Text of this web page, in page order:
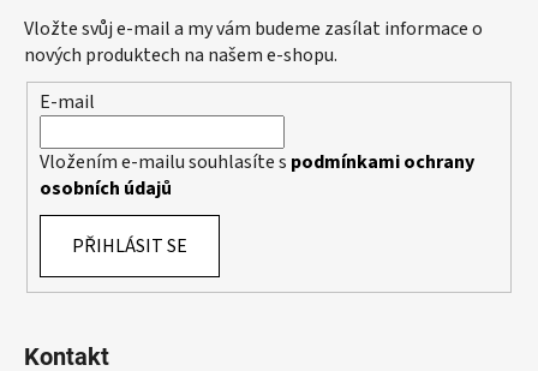
Vložte svůj e-mail a my vám budeme zasílat informace o
nových produktech na našem e-shopu.
E-mail
Vložením e-mailu souhlasíte s podmínkami ochrany
osobních údajů
PŘIHLÁSIT SE
Kontakt